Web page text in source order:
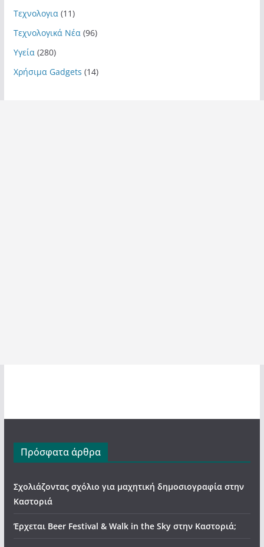
Τεχνολογια (11)
Τεχνολογικά Νέα (96)
Υγεία (280)
Χρήσιμα Gadgets (14)
Πρόσφατα άρθρα
Σχολιάζοντας σχόλιο για μαχητική δημοσιογραφία στην
Καστοριά
Έρχεται Beer Festival & Walk in the Sky στην Καστοριά;